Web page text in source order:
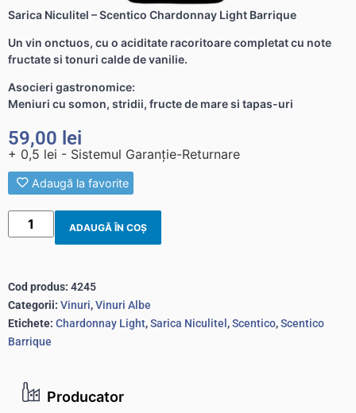
Producator
Sarica Niculitel – Scentico Chardonnay Light Barrique
Un vin onctuos, cu o aciditate racoritoare completat cu note
fructate si tonuri calde de vanilie.
Asocieri gastronomice:
Meniuri cu somon, stridii, fructe de mare si tapas-uri
59,00 lei
+ 0,5 lei - Sistemul Garanție-Returnare
Adaugă la favorite
ADAUGĂ ÎN COȘ
Cod produs: 4245
Categorii: Vinuri,Vinuri Albe
Etichete: Chardonnay Light,Sarica Niculitel ,Scentico,Scentico
Barrique